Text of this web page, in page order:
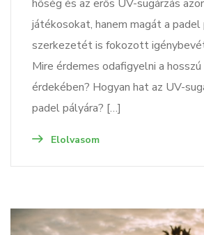
hőség és az erős UV-sugárzás
játékosokat, hanem magát a padel
szerkezetét is fokozott
Mire érdemes odafigyelni a
érdekében? Hogyan hat az UV-
padel pályára? […]
Elolvasom